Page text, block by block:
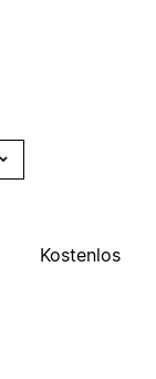
Kostenlos